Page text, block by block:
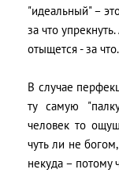
"идеальный" –
за что
отыщется - за что.
В случае
ту самую
человек то
чуть ли не
некуда – потому